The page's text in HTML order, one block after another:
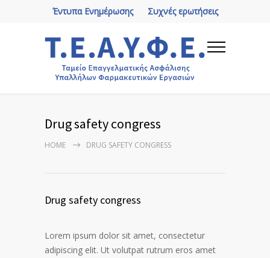
Συχνές ερωτήσεις
Έντυπα Ενημέρωσης
Drug safety congress
HOME DRUG SAFETY CONGRESS
Drug safety congress
Lorem ipsum dolor sit amet, consectetur
adipiscing elit. Ut volutpat rutrum eros amet